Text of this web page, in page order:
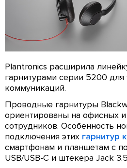
Plantronics расширила
гарнитурами серии 5200
коммуникаций.
Проводные гарнитуры
ориентированы на офисных
сотрудников. Особенность
подключения этих гарнитур
смартфонам и планшетам с
USB/USB-C и штекера Jack